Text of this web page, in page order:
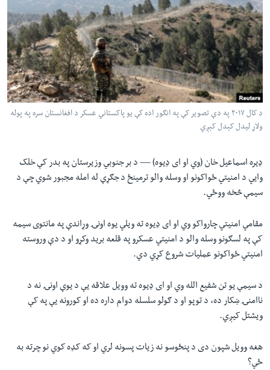
واوړئ
دلته
مخکې
مرکزي
لټون
واوړئ
دروغ ریښتیا
اداریه
Learning English
FOLLOW US
د کال ۲۰۱۷ په دې تصویر کې په انګور اده کې یو پاکستاني عسکر د افغانستان سره په پوله
ولاړ لیدل کېدل کېږي
ډیره اسماعیل خان (وي او ای ډیوه) — د بر جنوبي وزیرستان په بدر کې خلک
وايي د امنیتي ځواکونو او وسله والو ترمینځ د جګړې له امله مجبور شوي چې د
سیمې څخه ووځي.
مقامي امنیتي چارواکو وي او ای ډیوه ته ویلي یوه اونۍ وړاندې په مانتوی سیمه
کې په لسګونو وسله والو د امنیتي عسکرو په قلعه برید وکړو او د دې وروسته
امنیتي ځواکونو عملیات شروع کړي دي.
د سیمې یو تن شفیع الله وي او ای ډیوه ته وویل علاقه يې د یوې اونۍ نه د
ناامنۍ ښکار ده، د توپو او د ګولو سلسله دوام داره ده او کورونه يې په کې
ویشتل کیږي.
هغه وویل شپون دی د پنځوسو نه زیات پسونه لري او که کډه کوي نو چرته به
ځي؟